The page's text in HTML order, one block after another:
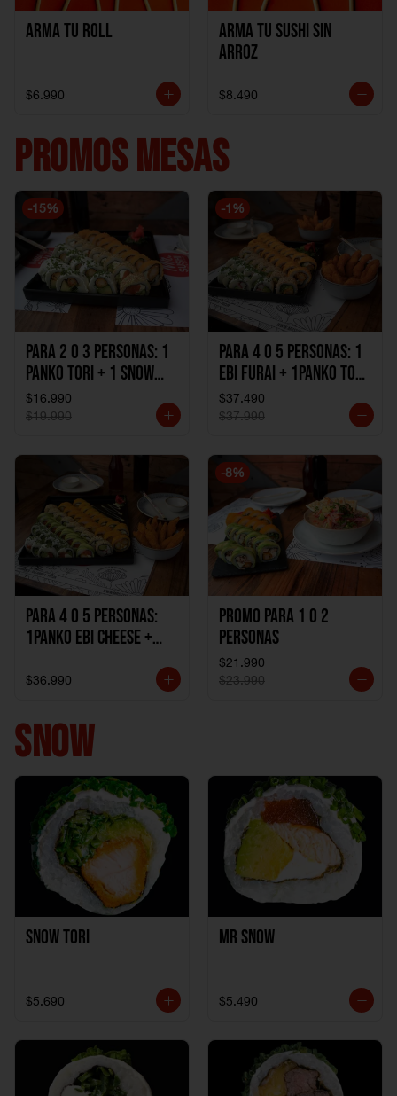
Arma Tu Roll
$6.990
Arma tu Sushi sin
Arroz
$8.490
PROMOS MESAS
-15%
Para 2 o 3 personas: 1
Panko Tori + 1 Snow
Ebi Cheese + 1
California Sake Cheese
$16.990
$19.990
-1 %
Para 4 o 5 personas: 1
Ebi Furai + 1Panko Tori
+ 1Snow Kani +
1California Sake +
1Katzu de Camaron
$37.490
$37.990
Para 4 o 5 personas:
1Panko Ebi Cheese +
Sake + 1Avocado Beto
1Katzu de Pollo
$36.990
-8%
Promo Para 1 o 2
personas
$21.990
$23.990
SNOW
Snow Tori
$5.690
Mr Snow
$5.490